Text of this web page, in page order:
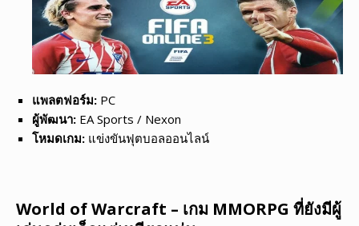
แพลตฟอร์ม: PC
ผู้พัฒนา: EA Sports / Nexon
โหมดเกม: แข่งขันฟุตบอลออนไลน์
World of Warcraft – เกม MMORPG ที่ยังมีผู้